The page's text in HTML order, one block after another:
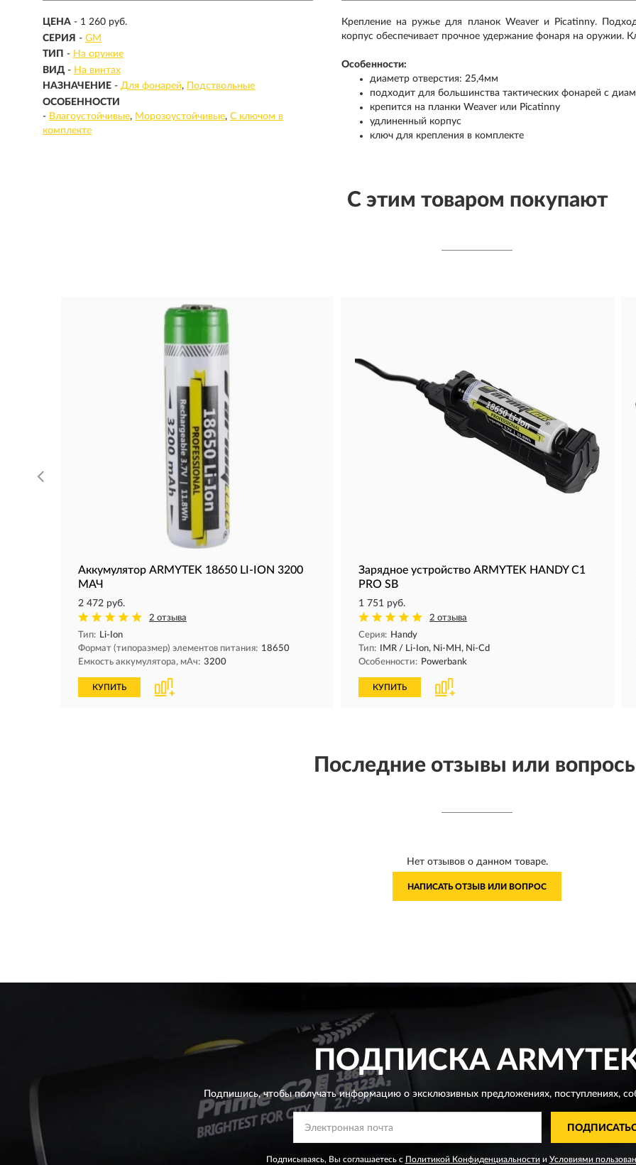
ЦЕНА - 1 260 руб.
СЕРИЯ - GM
ТИП - На оружие
ВИД - На винтах
НАЗНАЧЕНИЕ - Для фонарей
Подствольные
ОСОБЕННОСТИ
- Влагоустойчивые Морозоустойчивые С ключом в
комплекте
Крепление на ружье для планок Weaver и Picatinny.
корпус обеспечивает прочное удержание фонаря на оружии.
Особенности:
диаметр отверстия: 25,4мм
подходит для большинства тактических фонарей с
крепится на планки Weaver или Picatinny
удлиненный корпус
ключ для крепления в комплекте
С этим товаром покупают
Аккумулятор ARMYTEK 18650 LI-ION 3200
МАЧ
2 472 руб.
2 отзыва
Тип: Li-Ion
Формат (типоразмер) элементов питания: 18650
Емкость аккумулятора, мAч: 3200
КУПИТЬ
Зарядное устройство ARMYTEK HANDY C1
PRO SB
1 751 руб.
2 отзыва
Серия: Handy
Тип:
IMR / Li-Ion, Ni-MH, Ni-Cd
Особенности: Powerbank
КУПИТЬ
Последние отзывы или
Нет отзывов о данном товаре.
НАПИСАТЬ ОТЗЫВ ИЛИ ВОПРОС
ПОДПИСКА
Подпишись, чтобы получать информацию о эксклюзивных предложениях,поступлениях,
Подписываясь, Вы соглашаетесь с Политикой Конфиденциальности и Условиями